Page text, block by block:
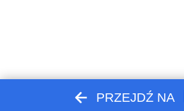
PRZEJDŹ NA